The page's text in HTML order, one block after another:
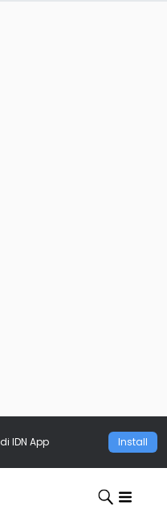
IDN App Install